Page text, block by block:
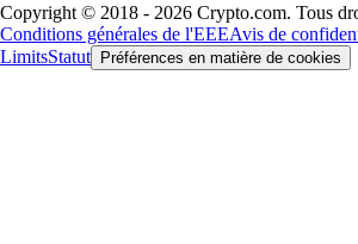
Copyright © 2018 - 2026 Crypto.com. Tous
Conditions générales de l'EEEAvis de
LimitsStatut Préférences en matière de cookies